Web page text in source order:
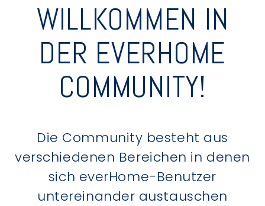
WILLKOMMEN IN
DER EVERHOME
COMMUNITY!
Die Community besteht aus
verschiedenen Bereichen in denen
sich everHome-Benutzer
untereinander austauschen